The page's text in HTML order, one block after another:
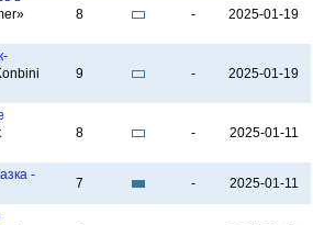
8 - 2025-01-19
9 - 2025-01-19
8 - 2025-01-11
-
7 - 2025-01-11